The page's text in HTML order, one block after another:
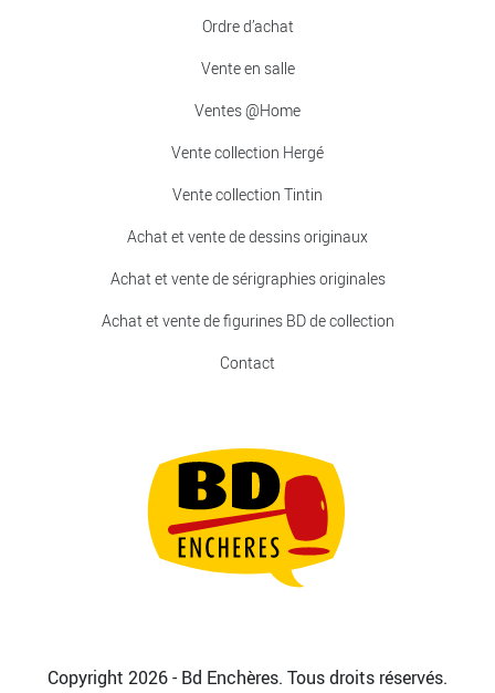
Ordre d’achat
Vente en salle
Ventes @Home
Vente collection Hergé
Vente collection Tintin
Achat et vente de dessins originaux
Achat et vente de sérigraphies originales
Achat et vente de figurines BD de collection
Contact
Copyright 2026 - Bd Enchères. Tous droits réservés.